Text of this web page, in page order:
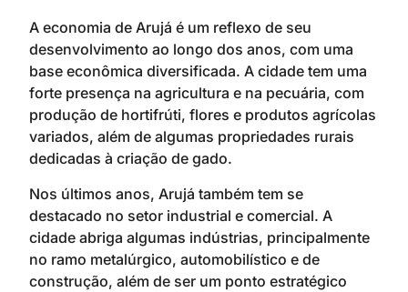
A economia de Arujá é um reflexo de seu
desenvolvimento ao longo dos anos, com uma
base econômica diversificada. A cidade tem uma
forte presença na agricultura e na pecuária, com
produção de hortifrúti, flores e produtos agrícolas
variados, além de algumas propriedades rurais
dedicadas à criação de gado.
Nos últimos anos, Arujá também tem se
destacado no setor industrial e comercial. A
cidade abriga algumas indústrias, principalmente
no ramo metalúrgico, automobilístico e de
construção, além de ser um ponto estratégico